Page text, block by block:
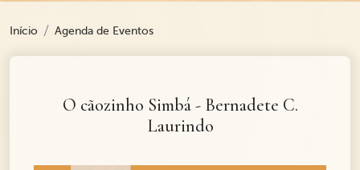
Início Agenda de Eventos
O cãozinho Simbá - Bernadete C.
Laurindo